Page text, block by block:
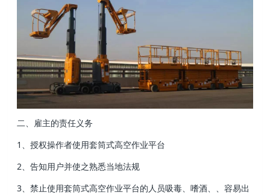
二、雇主的责任义务
1、授权操作者使用套筒式高空作业平台
2、告知用户并使之熟悉当地法规
3、禁止使用套筒式高空作业平台的人员吸毒、嗜酒、、容易出